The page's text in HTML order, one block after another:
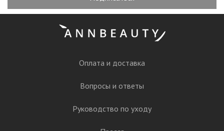
Оплата и доставка
Вопросы и ответы
Руководство по уходу